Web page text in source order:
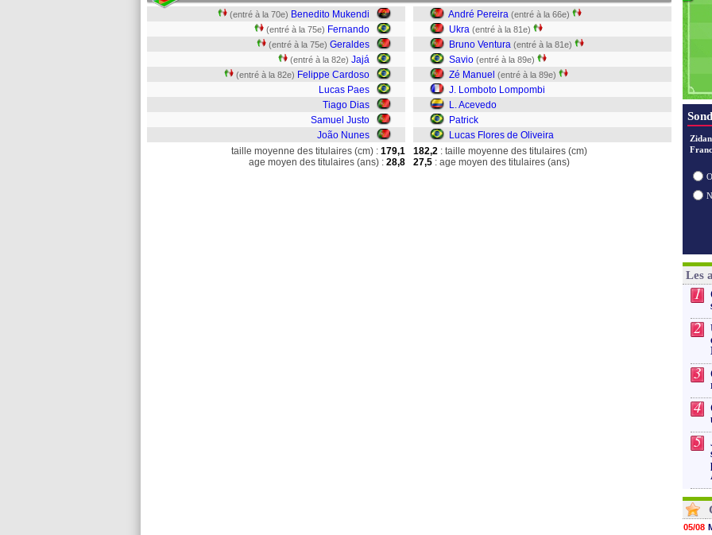
(entré à la 70e) Benedito Mukendi
(entré à la 75e) Fernando
(entré à la 75e) Geraldes
(entré à la 82e) Jajá
(entré à la 82e) Felippe Cardoso
Lucas Paes
Tiago Dias
Samuel Justo
João Nunes
André Pereira (entré à la 66e)
Ukra (entré à la 81e)
Bruno Ventura (entré à la 81e)
Savio (entré à la 89e)
Zé Manuel (entré à la 89e)
J. Lomboto Lompombi
L. Acevedo
Patrick
Lucas Flores de Oliveira
taille moyenne des titulaires (cm) : 179,1
age moyen des titulaires (ans) : 28,8
182,2 : taille moyenne des titulaires (cm)
27,5 : age moyen des titulaires (ans)
Les
1
2
3
4
5
05/08